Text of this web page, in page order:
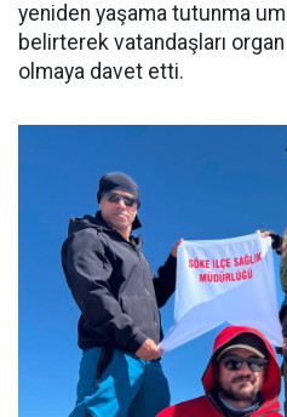
yeniden yaşama tutunma
belirterek vatandaşları organ
olmaya davet etti.